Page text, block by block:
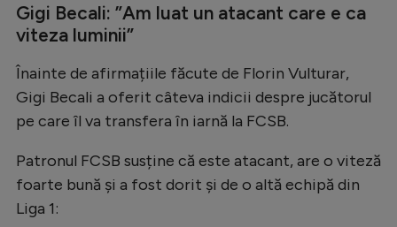
Gigi Becali: ”Am luat un atacant care e ca
viteza luminii”
Înainte de afirmațiile făcute de Florin Vulturar,
Gigi Becali a oferit câteva indicii despre jucătorul
pe care îl va transfera în iarnă la FCSB.
Patronul FCSB susține că este atacant, are o viteză
foarte bună și a fost dorit și de o altă echipă din
Liga 1: